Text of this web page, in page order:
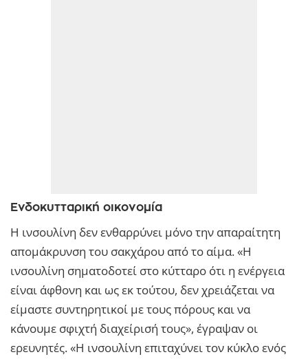
Ενδοκυτταρική οικονομία
Η ινσουλίνη δεν ενθαρρύνει μόνο την απαραίτητη
απομάκρυνση του σακχάρου από το αίμα. «Η
ινσουλίνη σηματοδοτεί στο κύτταρο ότι η ενέργεια
είναι άφθονη και ως εκ τούτου, δεν χρειάζεται να
είμαστε συντηρητικοί με τους πόρους και να
κάνουμε σφιχτή διαχείρισή τους», έγραψαν οι
ερευνητές. «Η ινσουλίνη επιταχύνει τον κύκλο ενός